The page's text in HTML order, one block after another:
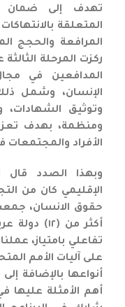
تهدف إلى ضمان
المتعلقة
المرافعة والحجج
ركزت المرحلة
المدافعين في
الإنسان، وشمل
وتوثيق الشهادات،
ومنظمة، بهدف
الأفراد والمجتمعات
وبهذا الصدد قال
الإقليمي كان من
حقوق الانسان،
أكثر من
تفاعلي بامتياز،
على آليات الأمم
أنواعها بالإضافة
أهم الأمثلة عليها